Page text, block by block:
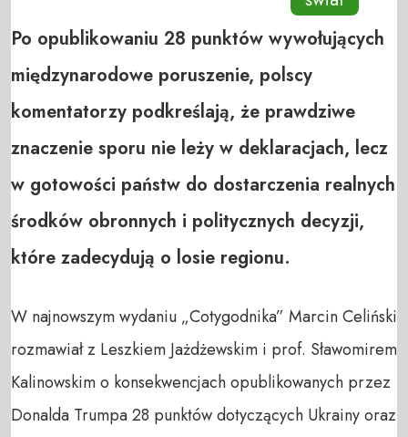
Po opublikowaniu 28 punktów wywołujących
międzynarodowe poruszenie, polscy
komentatorzy podkreślają, że prawdziwe
znaczenie sporu nie leży w deklaracjach, lecz
w gotowości państw do dostarczenia realnych
środków obronnych i politycznych decyzji,
które zadecydują o losie regionu.
W najnowszym wydaniu „Cotygodnika” Marcin Celiński
rozmawiał z Leszkiem Jażdżewskim i prof. Sławomirem
Kalinowskim o konsekwencjach opublikowanych przez
Donalda Trumpa 28 punktów dotyczących Ukrainy oraz